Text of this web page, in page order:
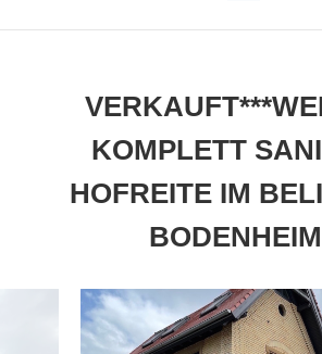
KOMPLETT
HOFREITE IM